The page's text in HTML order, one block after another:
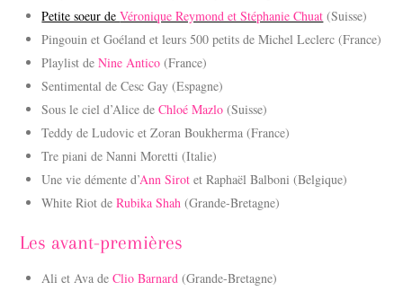
Petite soeur deVéronique Reymond et Stéphanie Chuat (Suisse)
Pingouin et Goéland et leurs 500 petits de Michel Leclerc (France)
Playlist deNine Antico (France)
Sentimental de Cesc Gay (Espagne)
Sous le ciel d’Alice deChloé Mazlo (Suisse)
Teddy de Ludovic et Zoran Boukherma (France)
Tre piani de Nanni Moretti (Italie)
Une vie démente d’Ann Sirot et Raphaël Balboni (Belgique)
White Riot deRubika Shah (Grande-Bretagne)
Les avant-premières
Ali et Ava deClio Barnard (Grande-Bretagne)